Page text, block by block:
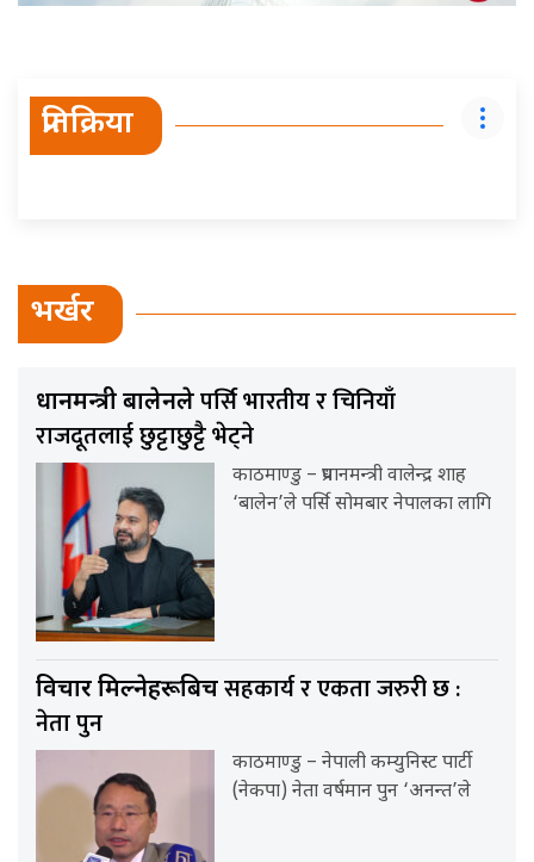
प्रतिक्रिया
भर्खर
प्रधानमन्त्री बालेनलेपर्सि भारतीय र चिनियाँ
राजदूतलाई छुट्टाछुट्टै भेट्ने
काठमाण्डु – प्रधानमन्त्री वालेन्द्र शाह
‘बालेन’ले पर्सि सोमबार नेपालका लागि
विचार मिल्नेहरूबिचसहकार्य र एकता जरुरी छ :
नेता पुन
काठमाण्डु – नेपाली कम्युनिस्ट पार्टी
(नेकपा) नेता वर्षमान पुन ‘अनन्त’ले